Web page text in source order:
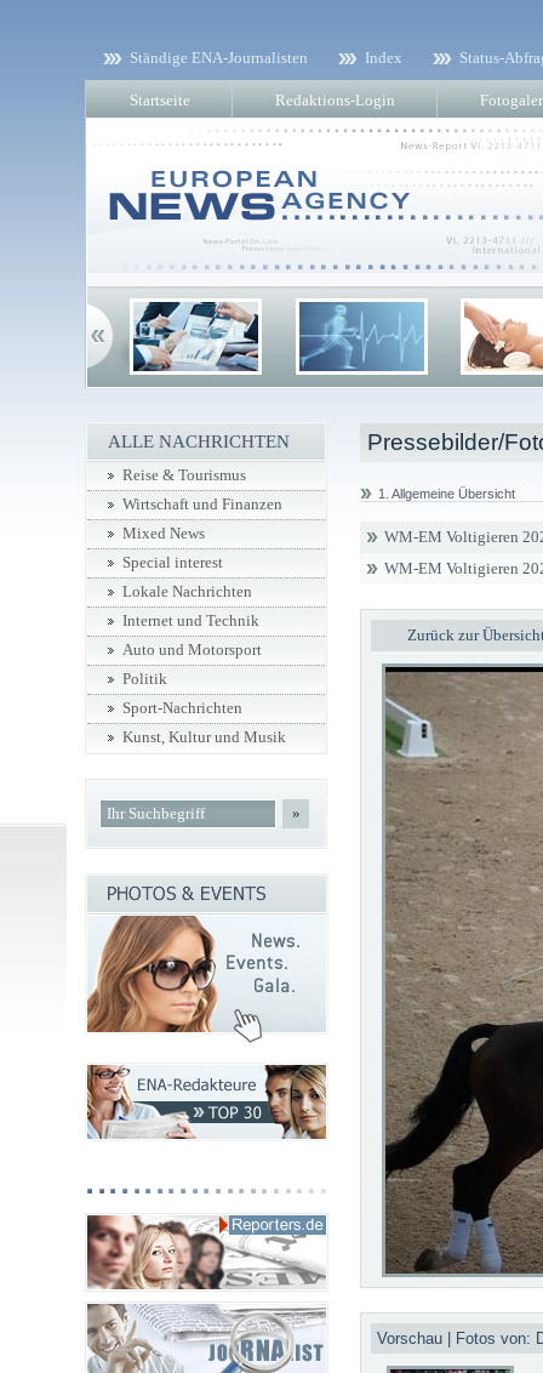
Ständige ENA-Journalisten Index Status-
Startseite Redaktions-Login
Pressebilder/
1. Allgemeine Übersicht
WM-EM Voltigieren
WM-EM Voltigieren
Zurück zur
Vorschau | Fotos von:
ALLE NACHRICHTEN
Reise & Tourismus
Wirtschaft und Finanzen
Mixed News
Special interest
Lokale Nachrichten
Internet und Technik
Auto und Motorsport
Politik
Sport-Nachrichten
Kunst, Kultur und Musik
»